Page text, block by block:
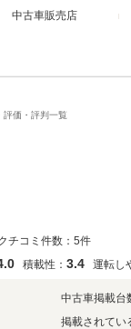
中古車販売店
評価・評判一覧
チコミ件数：5件
積載性： 3.4 運転し
中古車掲載台
掲載されてい